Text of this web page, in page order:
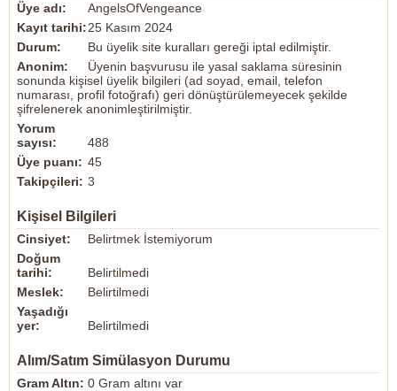
Üye adı:
AngelsOfVengeance
Kayıt tarihi:25 Kasım 2024
Durum:
Bu üyelik site kuralları gereği iptal edilmiştir.
Anonim:
Üyenin başvurusu ile yasal saklama süresinin
sonunda kişisel üyelik bilgileri (ad soyad, email, telefon
numarası, profil fotoğrafı) geri dönüştürülemeyecek şekilde
şifrelenerek anonimleştirilmiştir.
Yorum
sayısı:
488
Üye puanı: 45
Takipçileri: 3
Kişisel Bilgileri
Cinsiyet:
Belirtmek İstemiyorum
Doğum
tarihi:
Belirtilmedi
Meslek:
Belirtilmedi
Yaşadığı
yer:
Belirtilmedi
Alım/Satım Simülasyon Durumu
Gram Altın: 0 Gram altını var